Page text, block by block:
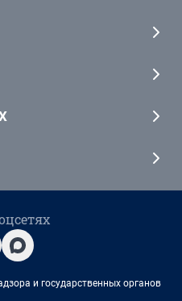
и государственных органов